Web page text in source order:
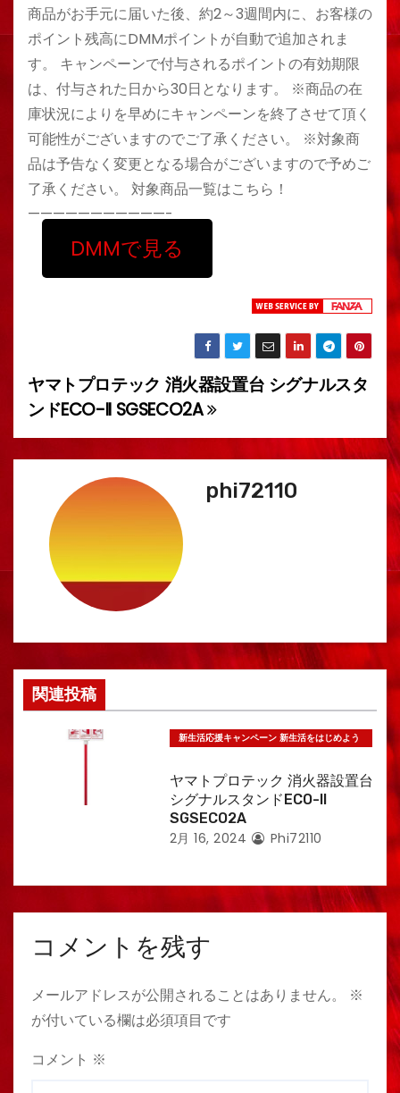
商品がお手元に届いた後、約2～3週間内に、お客様の
ポイント残高にDMMポイントが自動で追加されま
す。 キャンペーンで付与されるポイントの有効期限
は、付与された日から30日となります。 ※商品の在
庫状況によりを早めにキャンペーンを終了させて頂く
可能性がございますのでご了承ください。 ※対象商
品は予告なく変更となる場合がございますので予めご
了承ください。 対象商品一覧はこちら！
———————————-
DMMで見る
投
稿
ナ
ゲ
ー
ョ
ン
ヤマトプロテック 消火器設置台 シグナルスタ
ンドECO-II SGSECO2A
phi72110
関連投稿
新生活応援キャンペーン 新生活をはじめよう
ヤマトプロテック 消火器設置台
シグナルスタンドECO-II
SGSECO2A
2月 16, 2024 Phi72110
コメントを残す
メールアドレスが公開されることはありません。
※
が付いている欄は必須項目です
コメント ※